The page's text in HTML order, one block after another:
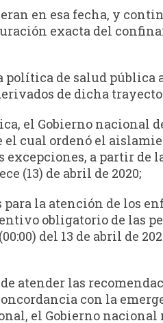
en esa fecha, y
exacta del
política de salud pública
de dicha
el Gobierno nacional
el cual ordenó el
a partir de
(13) de abril de 2020;
la atención de los
obligatorio de las
del 13 de abril de
atender las
con la
el Gobierno nacional